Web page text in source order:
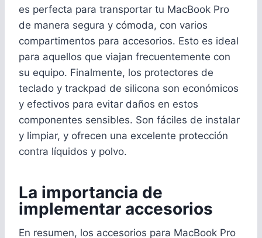
es perfecta para transportar tu MacBook Pro
de manera segura y cómoda, con varios
compartimentos para accesorios. Esto es ideal
para aquellos que viajan frecuentemente con
su equipo. Finalmente, los protectores de
teclado y trackpad de silicona son económicos
y efectivos para evitar daños en estos
componentes sensibles. Son fáciles de instalar
y limpiar, y ofrecen una excelente protección
contra líquidos y polvo.
La importancia de
implementar accesorios
En resumen, los accesorios para MacBook Pro